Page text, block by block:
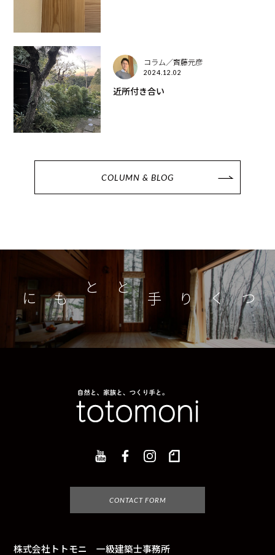
コラム／齊藤元彦
2024.12.02
近所付き合い
COLUMN & BLOG
つくり手とともに
CONTACT FORM
株式会社トトモニ 一級建築士事務所